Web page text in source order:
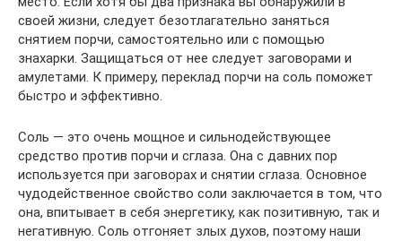
своей жизни, следует безотлагательно заняться
снятием порчи, самостоятельно или с помощью
знахарки. Защищаться от нее следует заговорами и
амулетами. К примеру, переклад порчи на соль поможет
быстро и эффективно.
Соль — это очень мощное и сильнодействующее
средство против порчи и сглаза. Она с давних пор
используется при заговорах и снятии сглаза. Основное
чудодейственное свойство соли заключается в том, что
она, впитывает в себя энергетику, как позитивную, так и
негативную. Соль отгоняет злых духов, поэтому наши